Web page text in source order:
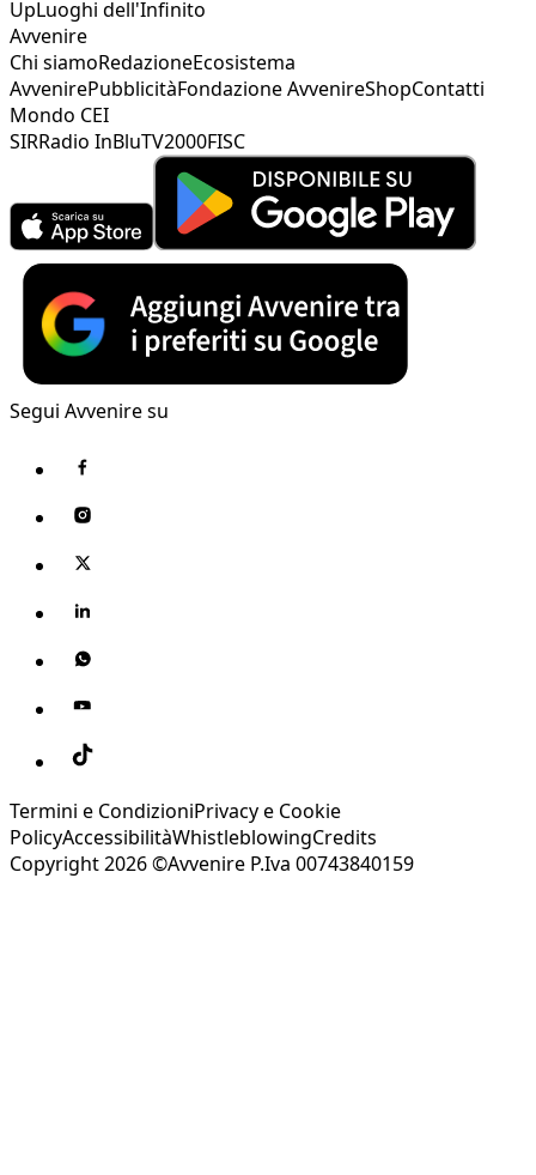
UpLuoghi dell'Infinito
Avvenire
Chi siamoRedazioneEcosistema
AvvenirePubblicitàFondazione AvvenireShopContatti
Mondo CEI
SIRRadio InBluTV2000FISC
Segui Avvenire su
Termini e CondizioniPrivacy e Cookie
PolicyAccessibilitàWhistleblowingCredits
Copyright 2026 ©Avvenire P.Iva 00743840159